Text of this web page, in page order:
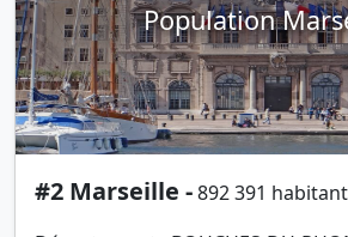
Population
#2 Marseille -892 391